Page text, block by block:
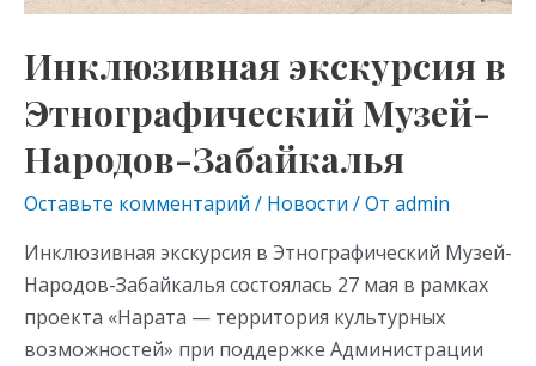
Инклюзивная экскурсия в
Этнографический Музей-
Народов-Забайкалья
Оставьте комментарий / Новости / От admin
Инклюзивная экскурсия в Этнографический Музей-
Народов-Забайкалья состоялась 27 мая в рамках
проекта «Нарата — территория культурных
возможностей» при поддержке Администрации